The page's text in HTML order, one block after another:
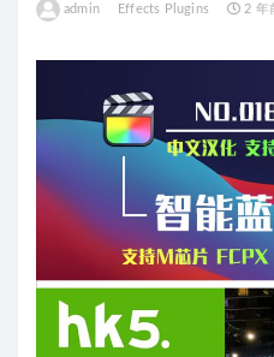
admin Effects Plugins 2 年